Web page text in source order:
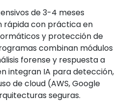
de 3-4 meses
rápida con práctica en
y protección de
combinan módulos
forense y respuesta a
integran IA para detección,
de cloud (AWS, Google
seguras.